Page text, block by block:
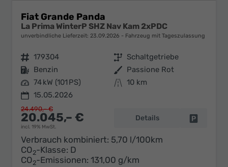
Fiat Grande Panda
La Prima WinterP SHZ Nav Kam 2xPDC
unverbindliche Lieferzeit: 23.09.2026 Fahrzeug mit Tageszulassung
Fahrzeugnr. 179304 Getriebe Schaltgetriebe
Kraftstoff Benzin Außenfarbe Passione Rot
Leistung 74 kW (101 PS) Kilometerstand 10 km
15.05.2026
20.045,– €
incl. 19% MwSt.
24.490,– €
Details
Verbrauch kombiniert: 5,70 l/100km
CO2-Klasse: D
CO2-Emissionen: 131,00 g/km